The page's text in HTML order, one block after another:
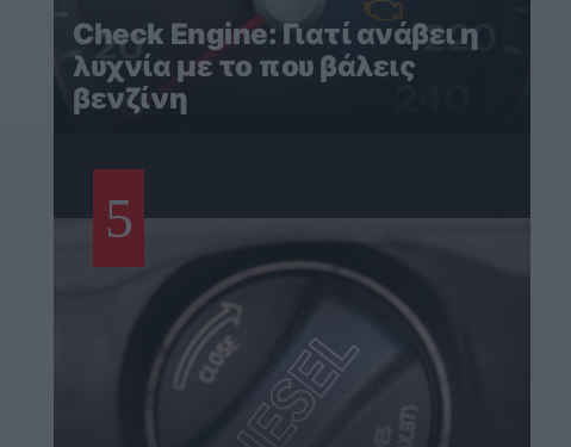
Check Engine: Γιατί ανάβει η
λυχνία με το που βάλεις
βενζίνη
5